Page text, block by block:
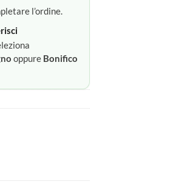
l’ordine.
oppure Bonifico